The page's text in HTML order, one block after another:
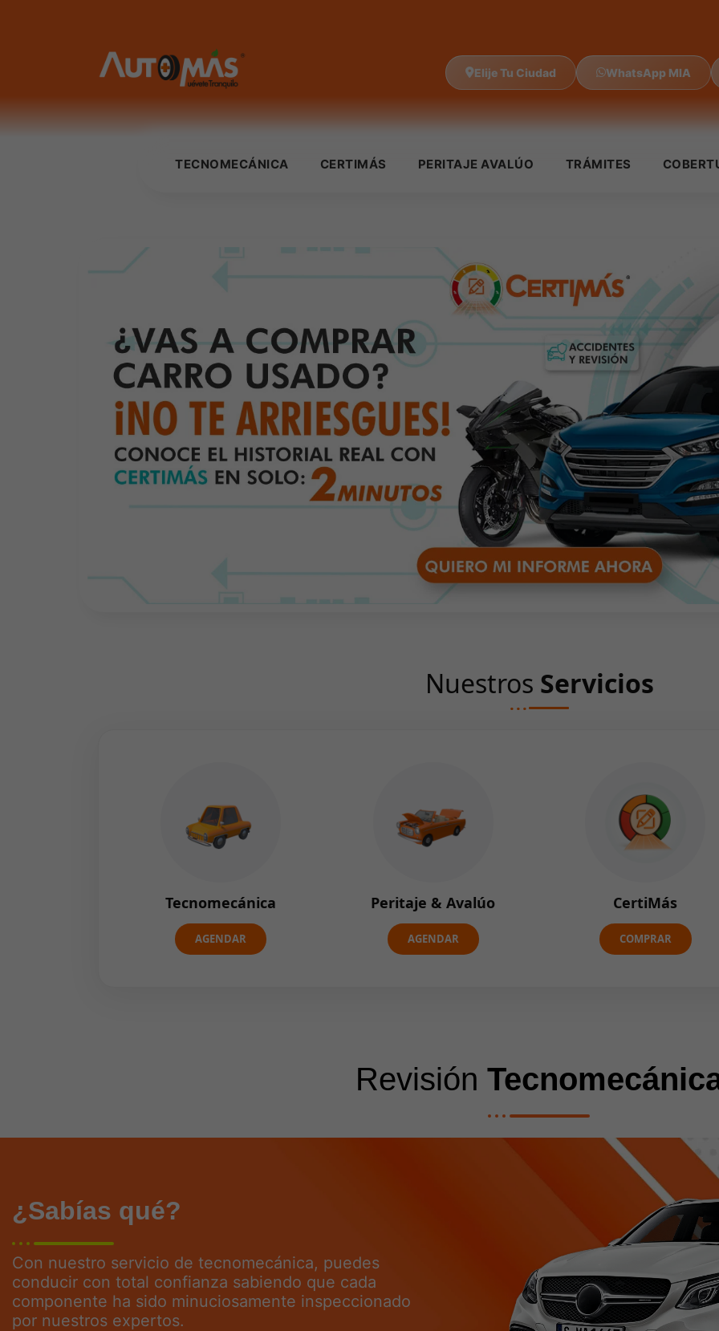
Elije Tu Ciudad WhatsApp MIA
Nuestros Servicios
...
Tecnomecánica
AGENDAR
Peritaje & Avalúo
AGENDAR
CertiMás
COMPRAR
Revisión
¿Sabías qué?
Con nuestro servicio de tecnomecánica, puedes
conducir con total confianza sabiendo que cada
componente ha sido minuciosamente inspeccionado
por nuestros expertos.
TECNOMECÁNICA CERTIMÁS PERITAJE AVALÚO TRÁMITES